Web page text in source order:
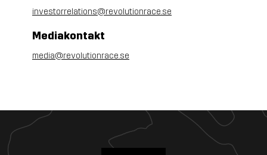
investorrelations@revolutionrace.se
Mediakontakt
media@revolutionrace.se